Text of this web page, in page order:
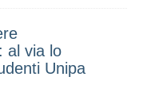
al via lo
Unipa